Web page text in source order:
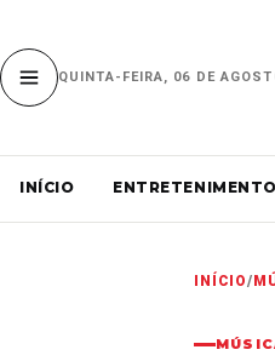
QUINTA-FEIRA, 06 DE
INÍCIO ENTRETENIMENTO
INÍCIO/